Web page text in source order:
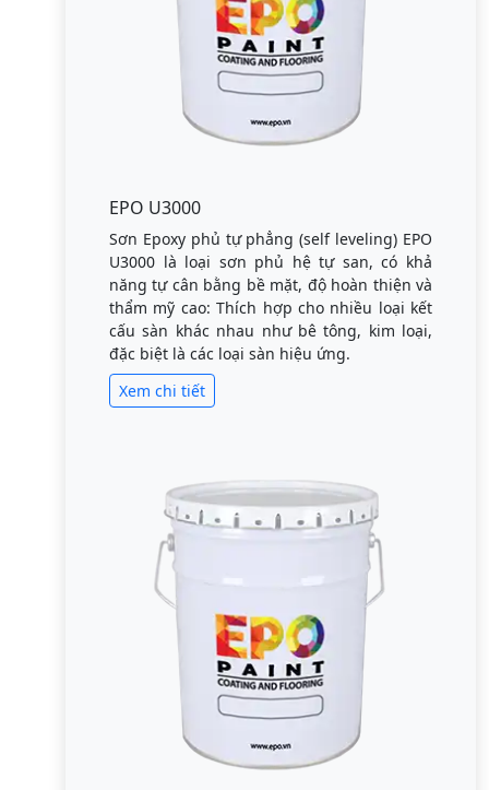
EPO U3000
Sơn Epoxy phủ tự phẳng (self leveling) EPO
U3000 là loại sơn phủ hệ tự san, có khả
năng tự cân bằng bề mặt, độ hoàn thiện và
thẩm mỹ cao: Thích hợp cho nhiều loại kết
cấu sàn khác nhau như bê tông, kim loại,
đặc biệt là các loại sàn hiệu ứng.
Xem chi tiết